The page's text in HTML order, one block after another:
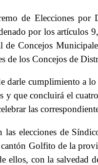
de Elecciones
por los artículos
Concejos
de los Concejos de
darle cumplimiento a
y que concluirá el
las
las elecciones de
Golfito de la
ellos, con la salvedad